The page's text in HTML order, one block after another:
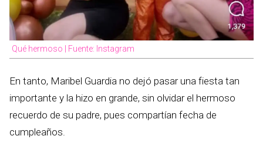
Qué hermoso | Fuente: Instagram
En tanto, Maribel Guardia no dejó pasar una fiesta tan
importante y la hizo en grande, sin olvidar el hermoso
recuerdo de su padre, pues compartían fecha de
cumpleaños.